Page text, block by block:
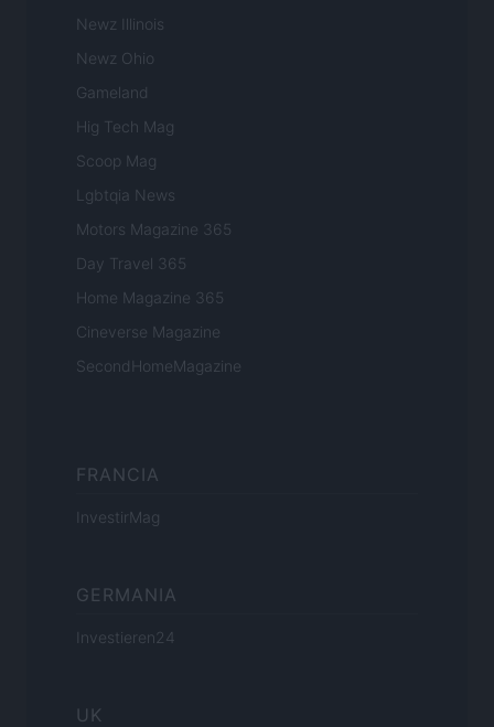
Newz Illinois
Newz Ohio
Gameland
Hig Tech Mag
Scoop Mag
Lgbtqia News
Motors Magazine 365
Day Travel 365
Home Magazine 365
Cineverse Magazine
SecondHomeMagazine
FRANCIA
InvestirMag
GERMANIA
Investieren24
UK